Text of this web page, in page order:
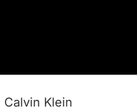
Calvin Klein